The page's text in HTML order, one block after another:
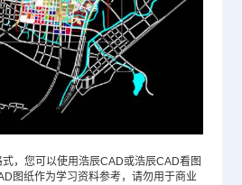
，您可以使用浩辰CAD或浩辰CAD看图
图纸作为学习资料参考，请勿用于商业